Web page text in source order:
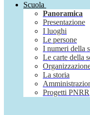
Scuola
Panoramica
Presentazione
I luoghi
Le persone
I numeri della
Le carte della
La storia
Progetti PNRR